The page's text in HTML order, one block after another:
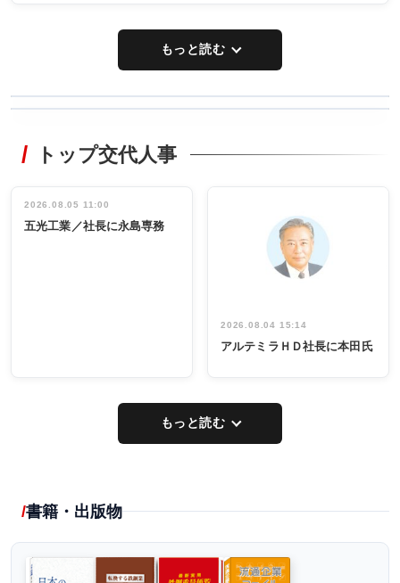
もっと読む
非鉄業界で
インタビュ
ー／社内ア
タックトレー
祝う 業界関
係者ら220人
出席
トップ交代人事
2026.08.05 11:00
五光工業／社長に永島専務
2026.08.04 15:14
アルテミラＨＤ社長に本田氏
もっと読む
書籍・出版物